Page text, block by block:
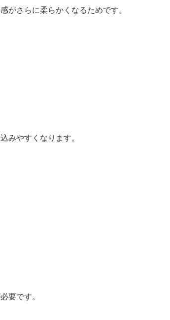
がさらに柔らかくなるためです。
みやすくなります。
要です。